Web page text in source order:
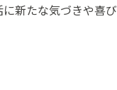
新たな気づきや喜び